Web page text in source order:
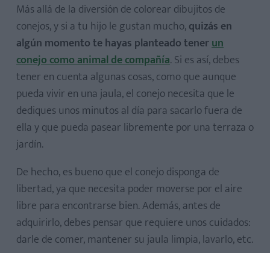
Más allá de la diversión de colorear dibujitos de
conejos, y si a tu hijo le gustan mucho,quizás en
algún momento te hayas planteado tenerun
conejo como animal de compañía. Si es así, debes
tener en cuenta algunas cosas, como que aunque
pueda vivir en una jaula, el conejo necesita que le
dediques unos minutos al día para sacarlo fuera de
ella y que pueda pasear libremente por una terraza o
jardín.
De hecho, es bueno que el conejo disponga de
libertad, ya que necesita poder moverse por el aire
libre para encontrarse bien. Además, antes de
adquirirlo, debes pensar que requiere unos cuidados:
darle de comer, mantener su jaula limpia, lavarlo, etc.